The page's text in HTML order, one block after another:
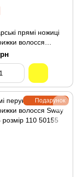
прямі ножиці
волосся
Sway Infinite
110 104575
Подарунок